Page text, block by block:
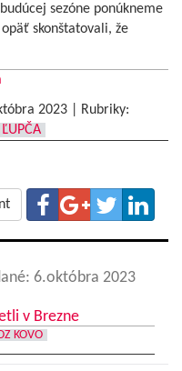
sezóne ponúkneme
skonštatovali, že
2023
Rubriky:
6.októbra 2023
v Brezne
KOVO